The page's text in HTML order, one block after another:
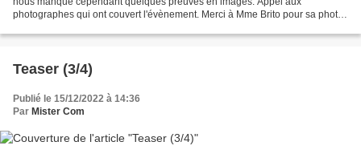
photographes qui ont couvert l'évènement. Merci à Mme Brito pour sa photo
Teaser (3/4)
Publié le 15/12/2022 à 14:36
Par Mister Com